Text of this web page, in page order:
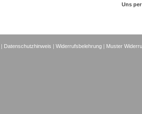
Uns
| Datenschutzhinweis |Widerrufsbelehrung | Muster